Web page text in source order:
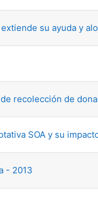
su ayuda y
de recolección de
SOA y su
- 2013